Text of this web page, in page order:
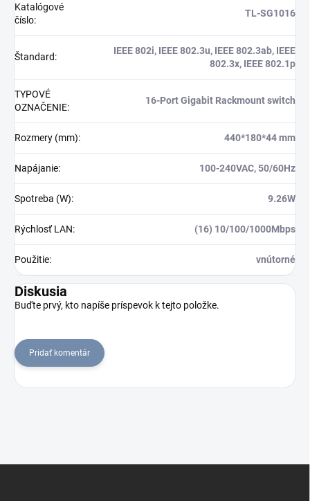
Katalógové
číslo:
TL-SG1016
Štandard:
IEEE 802i, IEEE 802.3u, IEEE 802.3ab, IEEE
802.3x, IEEE 802.1p
TYPOVÉ
OZNAČENIE:
16-Port Gigabit Rackmount switch
Rozmery (mm): 440*180*44 mm
Napájanie: 100-240VAC, 50/60Hz
Spotreba (W): 9.26W
Rýchlosť LAN: (16) 10/100/1000Mbps
Použitie: vnútorné
Diskusia
Buďte prvý, kto napíše príspevok k tejto položke.
Pridať komentár